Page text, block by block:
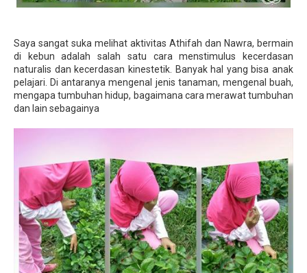
Saya sangat suka melihat aktivitas Athifah dan Nawra, bermain
di kebun adalah salah satu cara menstimulus kecerdasan
naturalis dan kecerdasan kinestetik. Banyak hal yang bisa anak
pelajari. Di antaranya mengenal jenis tanaman, mengenal buah,
mengapa tumbuhan hidup, bagaimana cara merawat tumbuhan
dan lain sebagainya